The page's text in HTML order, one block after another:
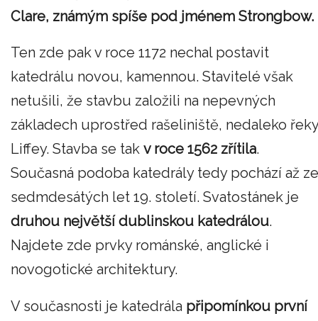
Clare, známým spíše pod jménem Strongbow.
Ten zde pak v roce 1172 nechal postavit
katedrálu novou, kamennou. Stavitelé však
netušili, že stavbu založili na nepevných
základech uprostřed rašeliniště, nedaleko řeky
Liffey. Stavba se tak v roce 1562 zřítila.
Současná podoba katedrály tedy pochází až ze
sedmdesátých let 19. století. Svatostánek je
druhou největší dublinskou katedrálou.
Najdete zde prvky románské, anglické i
novogotické architektury.
V současnosti je katedrála připomínkou první